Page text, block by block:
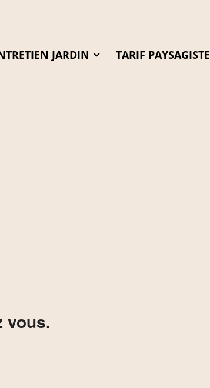
JARDIN TARIF PAYSAGISTE
vous.